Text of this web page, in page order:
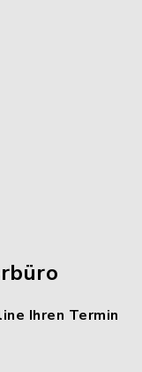
Ihren Termin